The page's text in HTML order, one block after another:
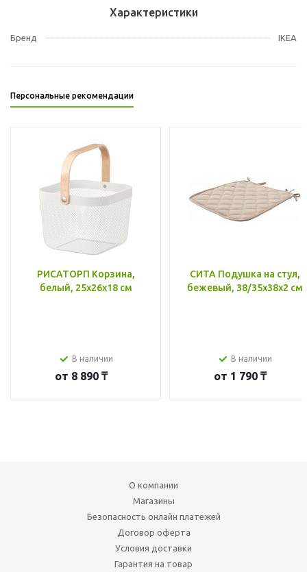
Характеристики
Бренд IKEA
Персональные рекомендации
РИСАТОРП Корзина,
белый, 25x26x18 см
В наличии
от 8 890 ₸
СИТА Подушка на стул,
бежевый, 38/35x38x2 см
В наличии
от 1 790 ₸
О компании
Магазины
Безопасность онлайн платежей
Договор оферта
Условия доставки
Гарантия на товар